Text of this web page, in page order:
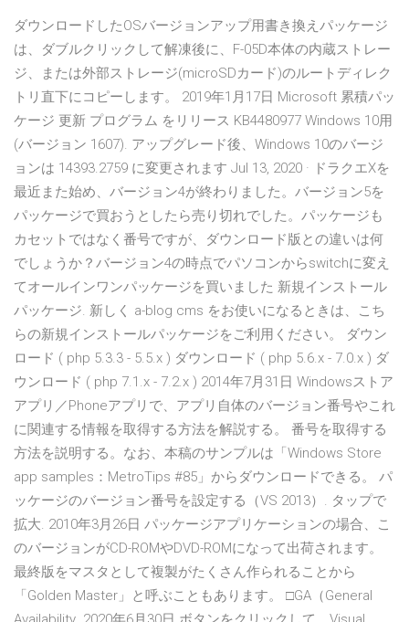
ダウンロードしたOSバージョンアップ用書き換えパッケージ
は、ダブルクリックして解凍後に、F-05D本体の内蔵ストレー
ジ、または外部ストレージ(microSDカード)のルートディレク
トリ直下にコピーします。 2019年1月17日 Microsoft 累積パッ
ケージ 更新 プログラム をリリース KB4480977 Windows 10用
(バージョン 1607). アップグレード後、Windows 10のバージ
ョンは 14393.2759 に変更されます Jul 13, 2020 · ドラクエXを
最近また始め、バージョン4が終わりました。バージョン5を
パッケージで買おうとしたら売り切れでした。パッケージも
カセットではなく番号ですが、ダウンロード版との違いは何
でしょうか？バージョン4の時点でパソコンからswitchに変え
てオールインワンパッケージを買いました 新規インストール
パッケージ. 新しく a-blog cms をお使いになるときは、こち
らの新規インストールパッケージをご利用ください。 ダウン
ロード ( php 5.3.3 - 5.5.x ) ダウンロード ( php 5.6.x - 7.0.x ) ダ
ウンロード ( php 7.1.x - 7.2.x ) 2014年7月31日 Windowsストア
アプリ／Phoneアプリで、アプリ自体のバージョン番号やこれ
に関連する情報を取得する方法を解説する。 番号を取得する
方法を説明する。なお、本稿のサンプルは「Windows Store
app samples：MetroTips #85」からダウンロードできる。 パ
ッケージのバージョン番号を設定する（VS 2013）. タップで
拡大. 2010年3月26日 パッケージアプリケーションの場合、こ
のバージョンがCD-ROMやDVD-ROMになって出荷されます。
最終版をマスタとして複製がたくさん作られることから
「Golden Master」と呼ぶこともあります。 □GA（General